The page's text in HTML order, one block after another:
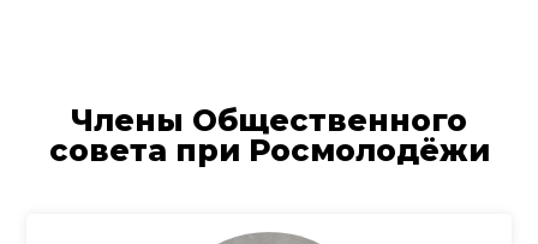
Члены Общественного
совета при Росмолодёжи